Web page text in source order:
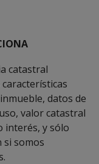
catastral
datos de
valor catastral
interés, y sólo
somos